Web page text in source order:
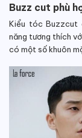
Buzz cut phù
Kiểu tóc Buzzcut
năng tương thích
có một số khuôn